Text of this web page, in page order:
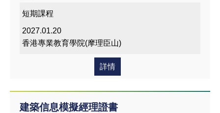
短期課程
2027.01.20
香港專業教育學院(摩理臣山)
詳情
建築信息模擬經理證書